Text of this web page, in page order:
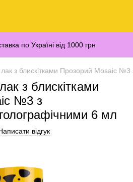
по Україні від 1000 грн
з блискітками Прозорий Mosaic
з блискітками
№3 з
6 мл
відгук